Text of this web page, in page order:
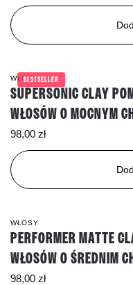
BESTSELLER
WŁOSY
SUPERSONIC CLAY
WŁOSÓW O MOCNYM
98,00 zł
WŁOSY
PERFORMER MATTE
WŁOSÓW O ŚREDNIM
98,00 zł